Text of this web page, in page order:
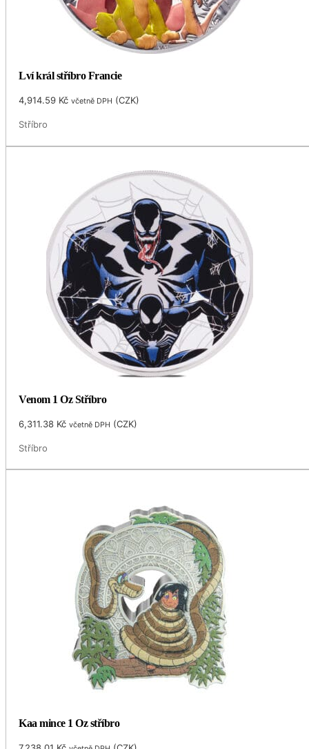
Lví král stříbro Francie
4,914.59 Kč včetně DPH (CZK)
Stříbro
Venom 1 Oz Stříbro
6,311.38 Kč včetně DPH (CZK)
Stříbro
Kaa mince 1 Oz stříbro